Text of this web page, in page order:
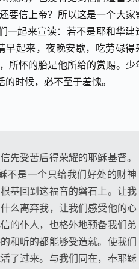
要信上帝？所以这是一个大家
一起来宣读：若不是耶和华建
早起来，夜晚安歇，吃劳碌得
所怀的胎是他所给的赏赐。少
时候，必不至于羞愧。
先受苦后得荣耀的耶稣基督。
不是一个只给我们好处的财神
基回到这福音的磐石上。让我
么离弃我，让我们感受他的心
的仆人，也格外地预备我们弟
和听的都能够受造就。使我们
了过来。与我们同在，奉耶稣